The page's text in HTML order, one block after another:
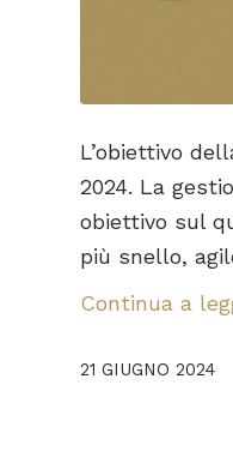
L’obiettivo
2024. La
obiettivo sul
più snello,
Continua a
21 GIUGNO 2024